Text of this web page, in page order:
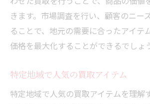
きます。市場調査を行い、顧客のニー
ることで、地元の需要に合ったアイテ
価格を最大化することができるでしょ
特定地域で人気の買取アイテム
特定地域で人気の買取アイテムを理解